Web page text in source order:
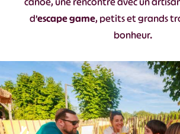
d’escape game, petits et grands
bonheur.